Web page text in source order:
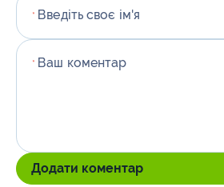
* Введіть своє ім'я
* Ваш коментар
Додати коментар